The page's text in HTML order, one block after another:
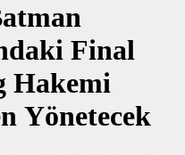
Final
Hakemi
Yönetecek